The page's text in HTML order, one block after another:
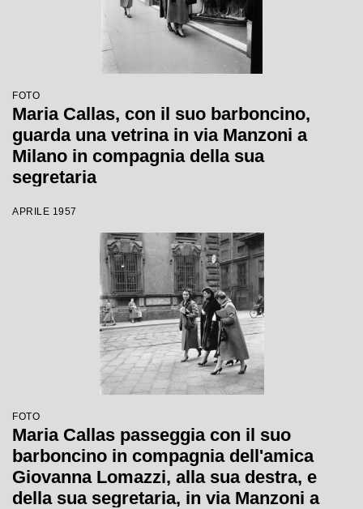
FOTO
Maria Callas, con il suo barboncino,
guarda una vetrina in via Manzoni a
Milano in compagnia della sua
segretaria
APRILE 1957
FOTO
Maria Callas passeggia con il suo
barboncino in compagnia dell'amica
Giovanna Lomazzi, alla sua destra, e
della sua segretaria, in via Manzoni a